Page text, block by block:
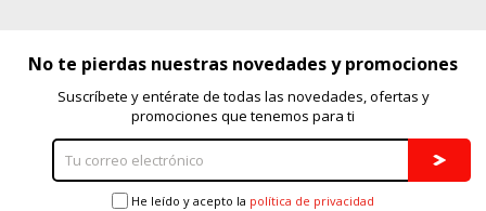
No te pierdas nuestras novedades y promociones
Suscríbete y entérate de todas las novedades, ofertas y
promociones que tenemos para ti
He leído y acepto la política de privacidad